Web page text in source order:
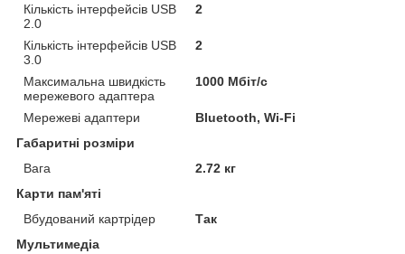
Кількість інтерфейсів USB
2.0
2
Кількість інтерфейсів USB
3.0
2
Максимальна швидкість
мережевого адаптера
1000 Мбіт/с
Мережеві адаптери
Bluetooth, Wi-Fi
Габаритні розміри
Вага
2.72 кг
Карти пам'яті
Вбудований картрідер
Так
Мультимедіа